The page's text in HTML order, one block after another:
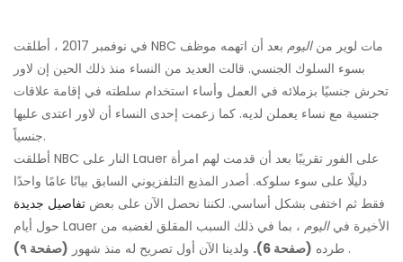
في نوفمبر 2017 ، أطلقت NBC مات لوير مناليوم بعد أن اتهمه موظف
بسوء السلوك الجنسي. قالت العديد من النساء منذ ذلك الحين إن لاور
تحرش جنسيًا بزملائه في العمل وأساء استخدام سلطته في إقامة علاقات
جنسية مع نساء يعملن لديه. كما زعمت إحدى النساء أن لاور اعتدى عليها
جنسياً.
أطلقت NBC النار على Lauer على الفور تقريبًا بعد أن قدمت لهم امرأة
دليلًا على سوء سلوكه. أصدر المذيع التلفزيوني السابق بيانًا عامًا واحدًا
فقط ثم اختفى بشكل أساسي. لكننا نحصل الآن على بعض تفاصيل جديدة
حول أيام Lauer الأخيرة فياليوم ، بما في ذلك السبب المقلق لغضبه من
طرده (صفحة 6). ولدينا الآن أول تصريح له منذ شهور (صفحة ٩) .